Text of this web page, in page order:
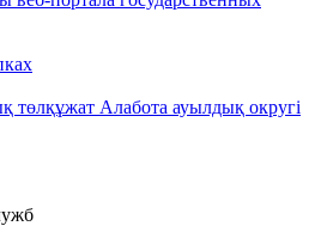
төлқұжат Алабота ауылдық округі